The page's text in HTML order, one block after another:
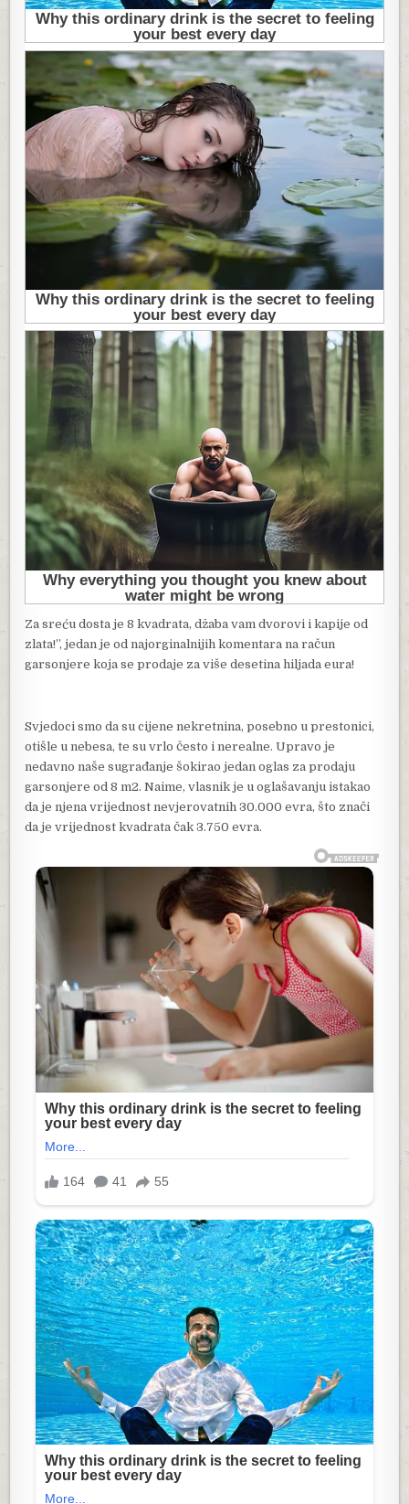
Za sreću dosta je 8 kvadrata, džaba vam dvorovi i kapije od
zlata!”, jedan je od najorginalnijih komentara na račun
garsonjere koja se prodaje za više desetina hiljada eura!
Svjedoci smo da su cijene nekretnina, posebno u prestonici,
otišle u nebesa, te su vrlo često i nerealne. Upravo je
nedavno naše sugrađanje šokirao jedan oglas za prodaju
garsonjere od 8 m2. Naime, vlasnik je u oglašavanju istakao
da je njena vrijednost nevjerovatnih 30.000 evra, što znači
da je vrijednost kvadrata čak 3.750 evra.